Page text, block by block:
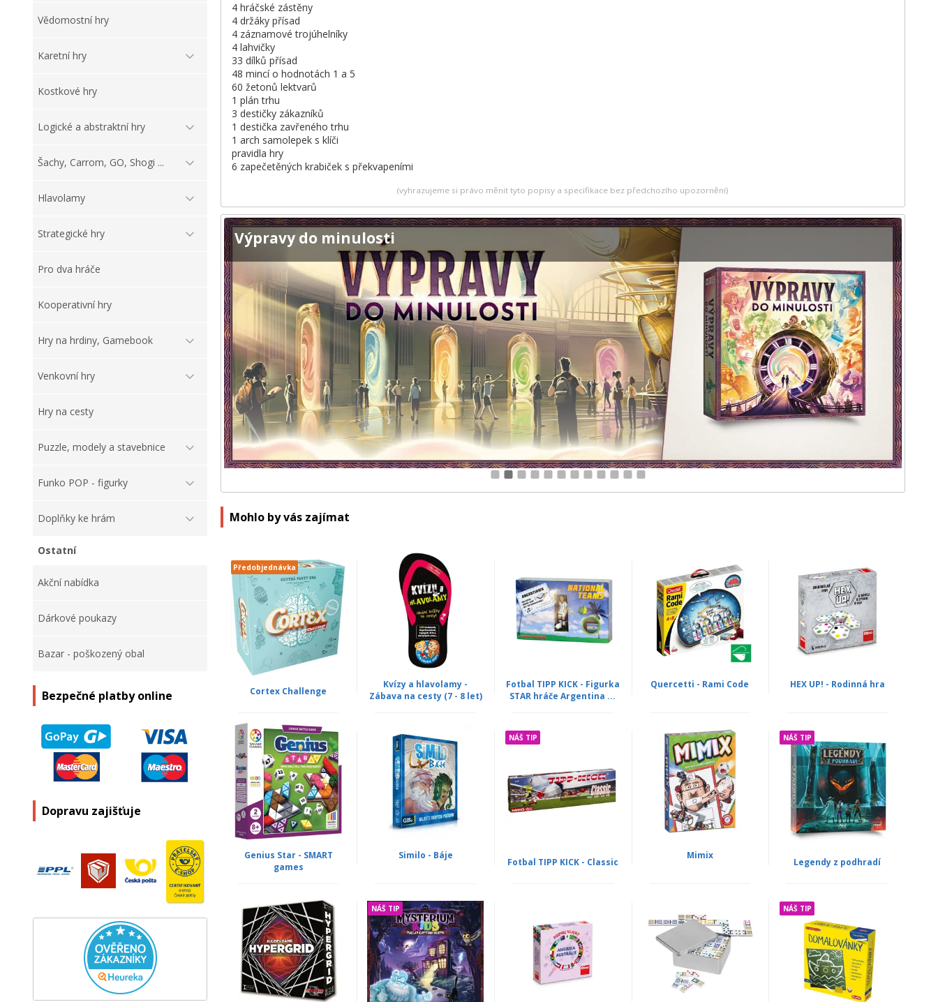
Vědomostní hry
Karetní hry
Kostkové hry
Logické a abstraktní hry
Šachy, Carrom, GO, Shogi ...
Hlavolamy
Strategické hry
Pro dva hráče
Kooperativní hry
Hry na hrdiny, Gamebook
Venkovní hry
Hry na cesty
Puzzle, modely a stavebnice
Funko POP - figurky
Doplňky ke hrám
Ostatní
Akční nabídka
Dárkové poukazy
Bazar - poškozený obal
Bezpečné platby online
Dopravu zajišťuje
4 hráčské zástěny
4 držáky přísad
4 záznamové trojúhelníky
4 lahvičky
33 dílků přísad
48 mincí o hodnotách 1 a 5
60 žetonů lektvarů
1 plán trhu
3 destičky zákazníků
1 destička zavřeného trhu
1 arch samolepek s klíči
pravidla hry
6 zapečetěných krabiček s překvapeními
(vyhrazujeme si právo měnit tyto popisy a specifikace bez předchozího upozornění)
Výpravy do minulosti
Mohlo by vás zajímat
Předobjednávka
Cortex Challenge
Kvízy a hlavolamy -
Zábava na cesty (7 - 8 let)
Fotbal TIPP KICK - Figurka
STAR hráče Argentina ...
Quercetti - Rami Code HEX UP! - Rodinná hra
Genius Star - SMART
games
Similo - Báje
NÁŠ TIP
Fotbal TIPP KICK - Classic
Mimix
NÁŠ TIP
Legendy z podhradí
NÁŠ TIP NÁŠ TIP